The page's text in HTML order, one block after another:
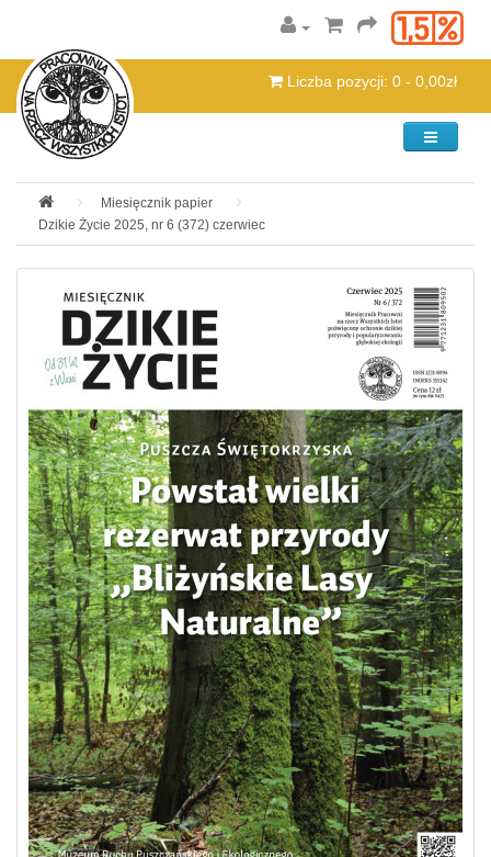
Liczba pozycji: 0 - 0,00zł
Kategorie
Miesięcznik papier
Dzikie Życie 2025, nr 6 (372) czerwiec